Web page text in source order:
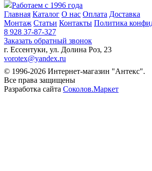
Работаем с 1996 года
Главная Каталог О нас Оплата Доставка
Монтаж Статьи Контакты Политика
8 928 37-87-327
Заказать обратный звонок
г. Ессентуки, ул. Долина Роз, 23
vorotex@yandex.ru
© 1996-2026 Интернет-магазин "Антекс".
Все права защищены
Разработка сайта Соколов.Маркет